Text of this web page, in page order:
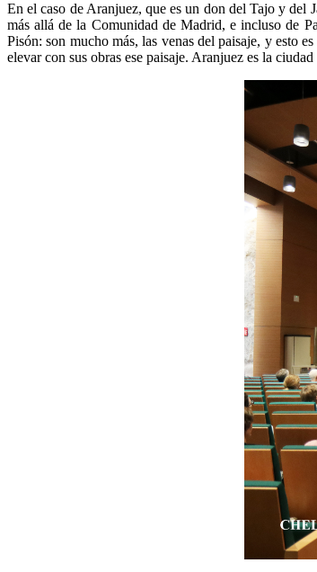
En el caso de Aranjuez, que es un don del Tajo y del
más allá de la Comunidad de Madrid, e incluso de
Pisón: son mucho más, las venas del paisaje, y esto
elevar con sus obras ese paisaje. Aranjuez es la